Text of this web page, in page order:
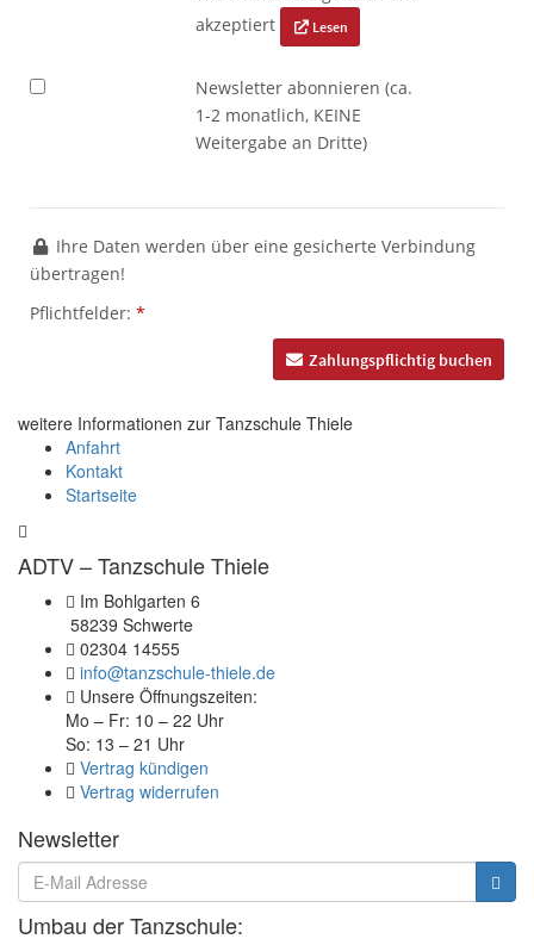
weitere Informationen zur Tanzschule Thiele
Anfahrt
Kontakt
Startseite
ADTV – Tanzschule Thiele
Im Bohlgarten 6
58239 Schwerte
02304 14555
info@tanzschule-thiele.de
Unsere Öffnungszeiten:
Mo – Fr: 10 – 22 Uhr
So: 13 – 21 Uhr
Vertrag kündigen
Vertrag widerrufen
Newsletter
Umbau der Tanzschule: